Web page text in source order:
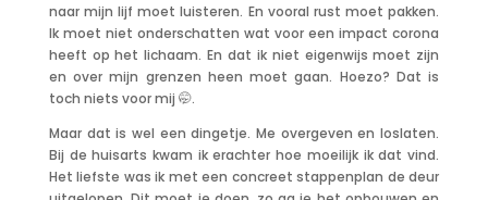
naar mijn lijf moet luisteren. En vooral rust moet pakken.
Ik moet niet onderschatten wat voor een impact corona
heeft op het lichaam. En dat ik niet eigenwijs moet zijn
en over mijn grenzen heen moet gaan. Hoezo? Dat is
toch niets voor mij 🤭.
Maar dat is wel een dingetje. Me overgeven en loslaten.
Bij de huisarts kwam ik erachter hoe moeilijk ik dat vind.
Het liefste was ik met een concreet stappenplan de deur